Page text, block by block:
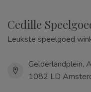
Cedille
Leukste speelgoed
Gelderlandplein,
1082 LD